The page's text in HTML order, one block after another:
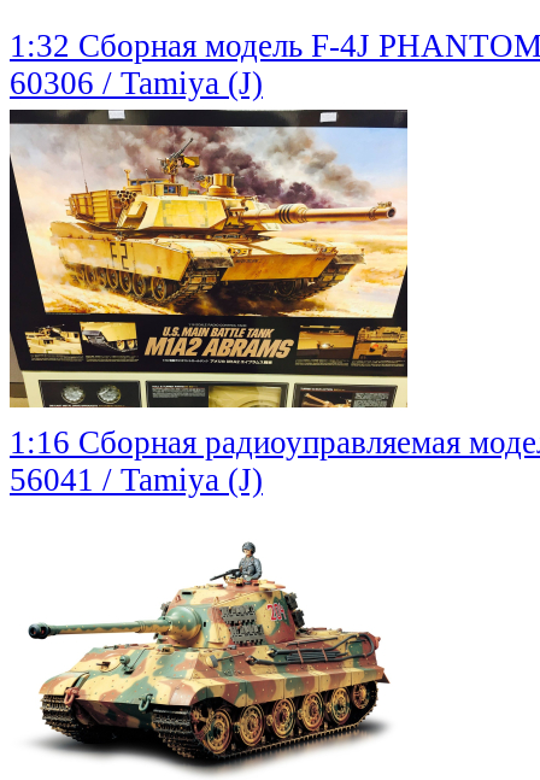
1:32 Сборная модель F-4J
60306 / Tamiya (J)
1:16 Сборная радиоуправляемая
56041 / Tamiya (J)